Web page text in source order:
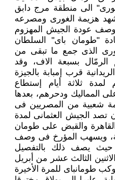
الى منطقة مرج دابق
هزيمة الغورى ومصرعه
عودة الجيش المهزوم
"طومان باى" السلطان
الذى جمع ما تبقى من
بسبعة الاف، وقد
قرب إمبابة بالجيزة
ثلاثة أيام إستطاع
على المماليك ودحرهم، بعدها
شعبية من المصريين فى
الجيش العثمانى لمدة
والقبض على طومان
ويسهب المؤرخ فى وصف
يصف ذلك بالتفصيل
الثالث عشر من أبريل
موكب طومانباى للمرة الأخيرة